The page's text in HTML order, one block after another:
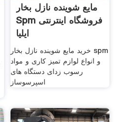
مایع شوینده نازل بخار
Spm فروشگاه اینترنتی
ایلیا
خرید مایع شوینده نازل بخار spm
و انواع لوازم تمیز کاری و مواد
رسوب زدای دستگاه های
اسپرسوساز